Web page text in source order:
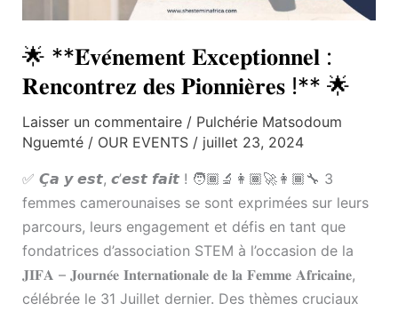
🌟 **𝐄́𝐯𝐞́𝐧𝐞𝐦𝐞𝐧𝐭 𝐄𝐱𝐜𝐞𝐩𝐭𝐢𝐨𝐧𝐧𝐞𝐥 :
𝐑𝐞𝐧𝐜𝐨𝐧𝐭𝐫𝐞𝐳 𝐝𝐞𝐬 𝐏𝐢𝐨𝐧𝐧𝐢𝐞̀𝐫𝐞𝐬 !** 🌟
Laisser un commentaire / Pulchérie Matsodoum
Nguemté / OUR EVENTS/ juillet 23, 2024
✅ 𝘾̧𝙖 𝙮 𝙚𝙨𝙩, 𝙘’𝙚𝙨𝙩 𝙛𝙖𝙞𝙩 ! 🧑🏾‍🔬👩🏾‍🚀👩🏾‍🔧 3
femmes camerounaises se sont exprimées sur leurs
parcours, leurs engagement et défis en tant que
fondatrices d’association STEM à l’occasion de la
𝐉𝐈𝐅𝐀 – 𝐉𝐨𝐮𝐫𝐧𝐞́𝐞 𝐈𝐧𝐭𝐞𝐫𝐧𝐚𝐭𝐢𝐨𝐧𝐚𝐥𝐞 𝐝𝐞 𝐥𝐚 𝐅𝐞𝐦𝐦𝐞 𝐀𝐟𝐫𝐢𝐜𝐚𝐢𝐧𝐞,
célébrée le 31 Juillet dernier. Des thèmes cruciaux